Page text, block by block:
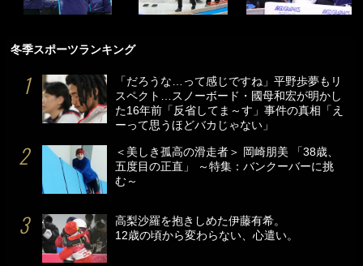
冬季スポーツランキング
「だろうな…って感じですね」平野歩夢もリ
スペクト…スノーボード・國母和宏が明かし
た16年前「反省してま～す」事件の真相「え
ーって思うほどバカじゃない」
＜美しき孤高の滑走者＞ 岡崎朋美 「38歳、
五度目の正直」 ～特集：バンクーバーに挑
む～
高梨沙羅を抱きしめた伊藤有希。
12歳の頃から変わらない、心遣い。